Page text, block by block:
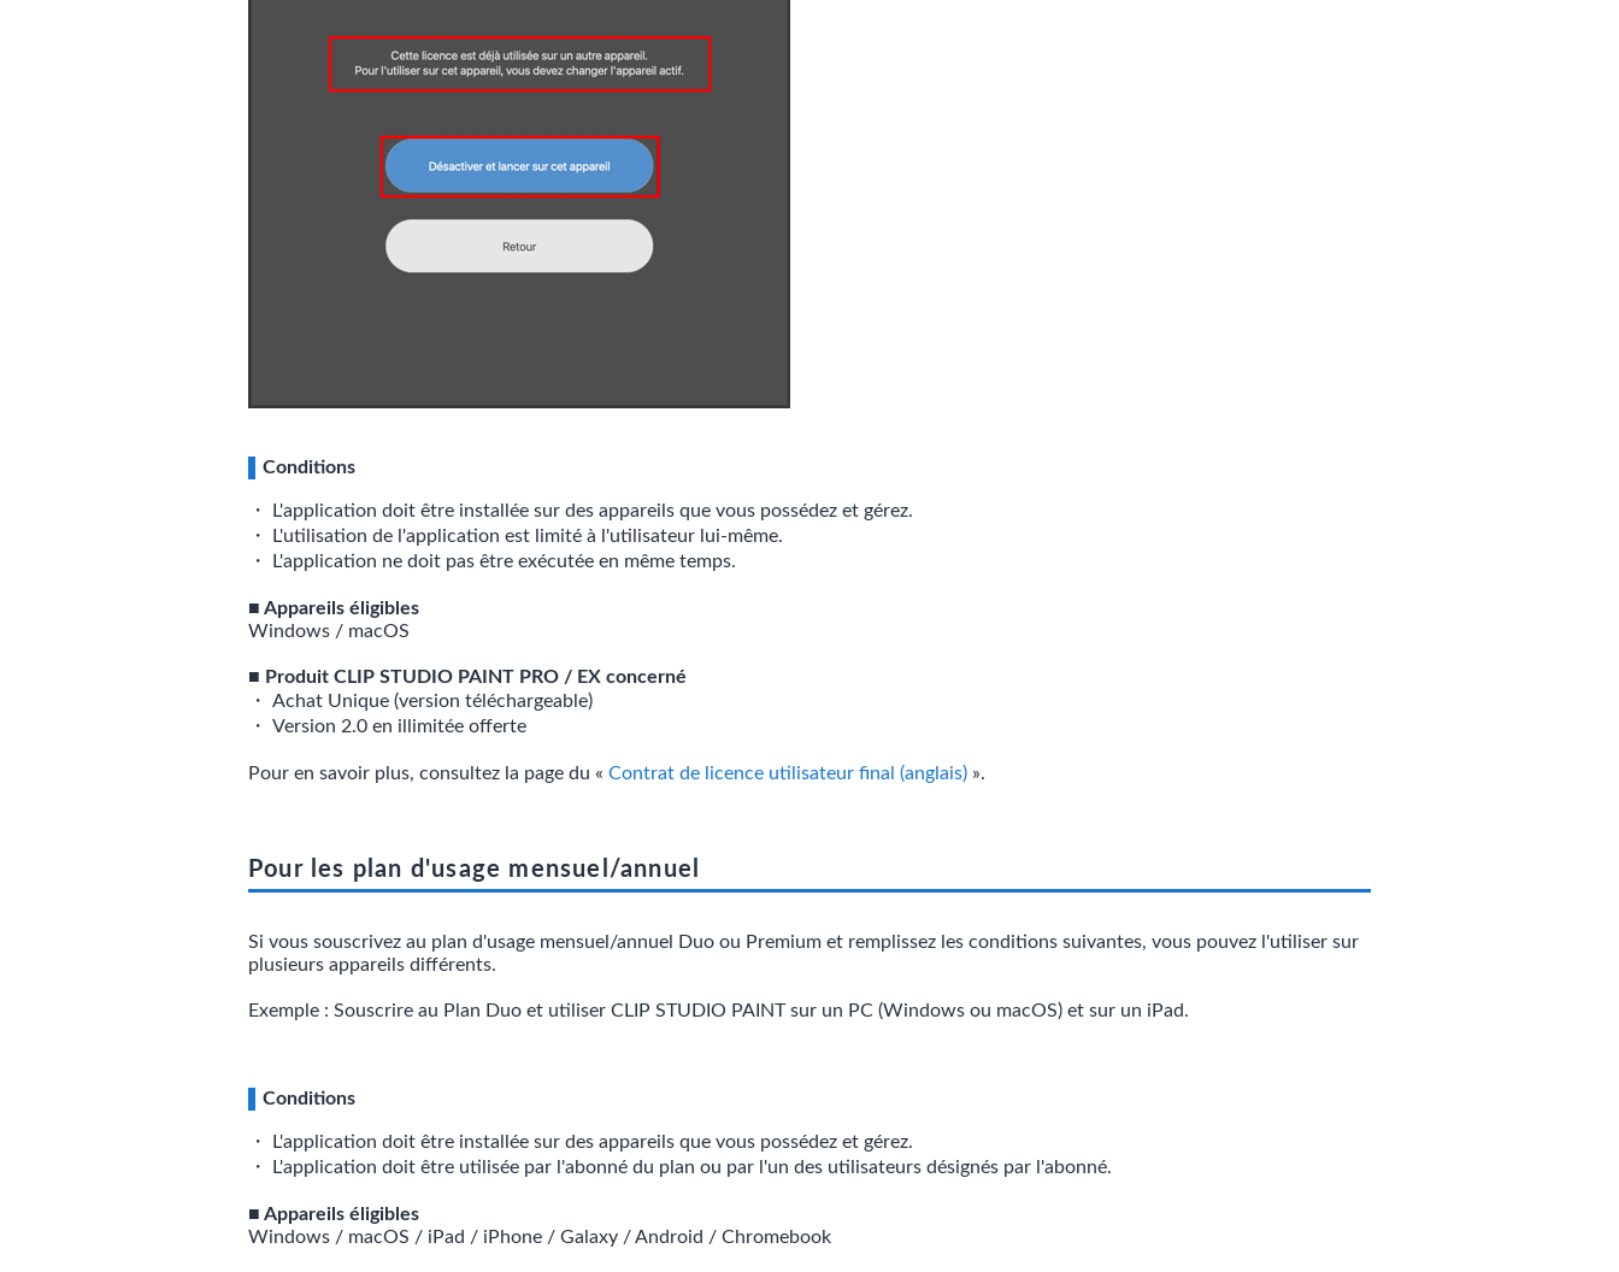
Conditions
・ L'application doit être installée sur des appareils que vous possédez et gérez.
・ L'utilisation de l'application est limité à l'utilisateur lui-même.
・ L'application ne doit pas être exécutée en même temps.
■ Appareils éligibles
Windows / macOS
■ Produit CLIP STUDIO PAINT PRO / EX concerné
・ Achat Unique (version téléchargeable)
・ Version 2.0 en illimitée offerte
Pour en savoir plus, consultez la page du « Contrat de licence utilisateur final (anglais) ».
Pour les plan d'usage mensuel/annuel
Si vous souscrivez au plan d'usage mensuel/annuel Duo ou Premium et remplissez les conditions suivantes, vous pouvez l'utiliser sur
plusieurs appareils différents.
Exemple : Souscrire au Plan Duo et utiliser CLIP STUDIO PAINT sur un PC (Windows ou macOS) et sur un iPad.
Conditions
・ L'application doit être installée sur des appareils que vous possédez et gérez.
・ L'application doit être utilisée par l'abonné du plan ou par l'un des utilisateurs désignés par l'abonné.
■ Appareils éligibles
Windows / macOS / iPad / iPhone / Galaxy / Android / Chromebook